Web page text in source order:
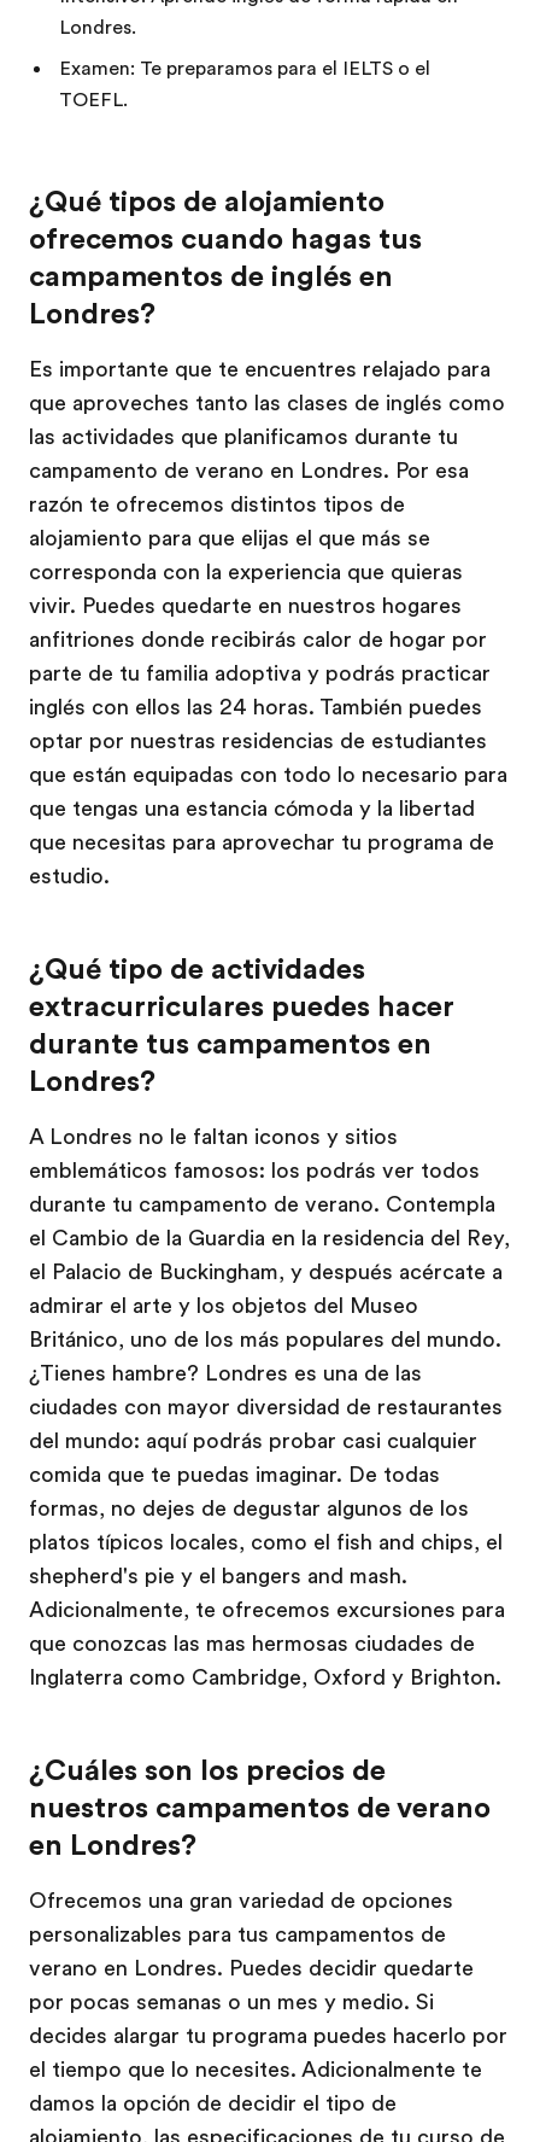
Londres.
Examen: Te preparamos para el IELTS o el
TOEFL.
¿Qué tipos de alojamiento
ofrecemos cuando hagas tus
campamentos de inglés en
Londres?
Es importante que te encuentres relajado para
que aproveches tanto las clases de inglés como
las actividades que planificamos durante tu
campamento de verano en Londres. Por esa
razón te ofrecemos distintos tipos de
alojamiento para que elijas el que más se
corresponda con la experiencia que quieras
vivir. Puedes quedarte en nuestros hogares
anfitriones donde recibirás calor de hogar por
parte de tu familia adoptiva y podrás practicar
inglés con ellos las 24 horas. También puedes
optar por nuestras residencias de estudiantes
que están equipadas con todo lo necesario para
que tengas una estancia cómoda y la libertad
que necesitas para aprovechar tu programa de
estudio.
¿Qué tipo de actividades
extracurriculares puedes hacer
durante tus campamentos en
Londres?
A Londres no le faltan iconos y sitios
emblemáticos famosos: los podrás ver todos
durante tu campamento de verano. Contempla
el Cambio de la Guardia en la residencia del Rey,
el Palacio de Buckingham, y después acércate a
admirar el arte y los objetos del Museo
Británico, uno de los más populares del mundo.
¿Tienes hambre? Londres es una de las
ciudades con mayor diversidad de restaurantes
del mundo: aquí podrás probar casi cualquier
comida que te puedas imaginar. De todas
formas, no dejes de degustar algunos de los
platos típicos locales, como el fish and chips, el
shepherd's pie y el bangers and mash.
Adicionalmente, te ofrecemos excursiones para
que conozcas las mas hermosas ciudades de
Inglaterra como Cambridge, Oxford y Brighton.
¿Cuáles son los precios de
nuestros campamentos de verano
en Londres?
Ofrecemos una gran variedad de opciones
personalizables para tus campamentos de
verano en Londres. Puedes decidir quedarte
por pocas semanas o un mes y medio. Si
decides alargar tu programa puedes hacerlo por
el tiempo que lo necesites. Adicionalmente te
damos la opción de decidir el tipo de
alojamiento, las especificaciones de tu curso de